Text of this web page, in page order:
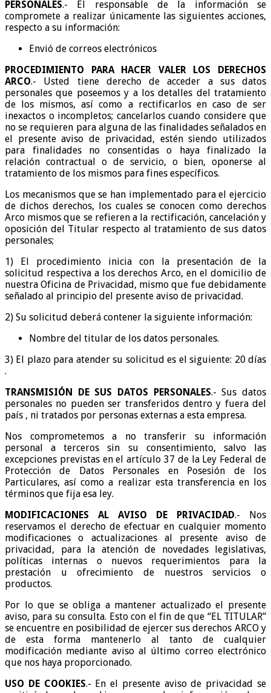
PERSONALES.- El responsable de la información se
compromete a realizar únicamente las siguientes acciones,
respecto a su información:
Envió de correos electrónicos
PROCEDIMIENTO PARA HACER VALER LOS DERECHOS
ARCO.- Usted tiene derecho de acceder a sus datos
personales que poseemos y a los detalles del tratamiento
de los mismos, así como a rectificarlos en caso de ser
inexactos o incompletos; cancelarlos cuando considere que
no se requieren para alguna de las finalidades señalados en
el presente aviso de privacidad, estén siendo utilizados
para finalidades no consentidas o haya finalizado la
relación contractual o de servicio, o bien, oponerse al
tratamiento de los mismos para fines específicos.
Los mecanismos que se han implementado para el ejercicio
de dichos derechos, los cuales se conocen como derechos
Arco mismos que se refieren a la rectificación, cancelación y
oposición del Titular respecto al tratamiento de sus datos
personales;
1) El procedimiento inicia con la presentación de la
solicitud respectiva a los derechos Arco, en el domicilio de
nuestra Oficina de Privacidad, mismo que fue debidamente
señalado al principio del presente aviso de privacidad.
2) Su solicitud deberá contener la siguiente información:
Nombre del titular de los datos personales.
3) El plazo para atender su solicitud es el siguiente: 20 días
.
TRANSMISIÓN DE SUS DATOS PERSONALES.- Sus datos
personales no pueden ser transferidos dentro y fuera del
país , ni tratados por personas externas a esta empresa.
Nos comprometemos a no transferir su información
personal a terceros sin su consentimiento, salvo las
excepciones previstas en el artículo 37 de la Ley Federal de
Protección de Datos Personales en Posesión de los
Particulares, así como a realizar esta transferencia en los
términos que fija esa ley.
MODIFICACIONES AL AVISO DE PRIVACIDAD.- Nos
reservamos el derecho de efectuar en cualquier momento
modificaciones o actualizaciones al presente aviso de
privacidad, para la atención de novedades legislativas,
políticas internas o nuevos requerimientos para la
prestación u ofrecimiento de nuestros servicios o
productos.
Por lo que se obliga a mantener actualizado el presente
aviso, para su consulta. Esto con el fin de que “EL TITULAR”
se encuentre en posibilidad de ejercer sus derechos ARCO y
de esta forma mantenerlo al tanto de cualquier
modificación mediante aviso al último correo electrónico
que nos haya proporcionado.
USO DE COOKIES.- En el presente aviso de privacidad se